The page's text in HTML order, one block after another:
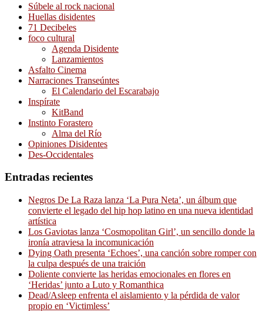
Súbele al rock nacional
Huellas disidentes
71 Decibeles
foco cultural
Agenda Disidente
Lanzamientos
Asfalto Cinema
Narraciones Transeúntes
El Calendario del Escarabajo
Inspírate
KitBand
Instinto Forastero
Alma del Río
Opiniones Disidentes
Des-Occidentales
Entradas recientes
Negros De La Raza lanza ‘La Pura Neta’, un álbum que
convierte el legado del hip hop latino en una nueva identidad
artística
Los Gaviotas lanza ‘Cosmopolitan Girl’, un sencillo donde la
ironía atraviesa la incomunicación
Dying Oath presenta ‘Echoes’, una canción sobre romper con
la culpa después de una traición
Doliente convierte las heridas emocionales en flores en
‘Heridas’ junto a Luto y Romanthica
Dead/Asleep enfrenta el aislamiento y la pérdida de valor
propio en ‘Victimless’